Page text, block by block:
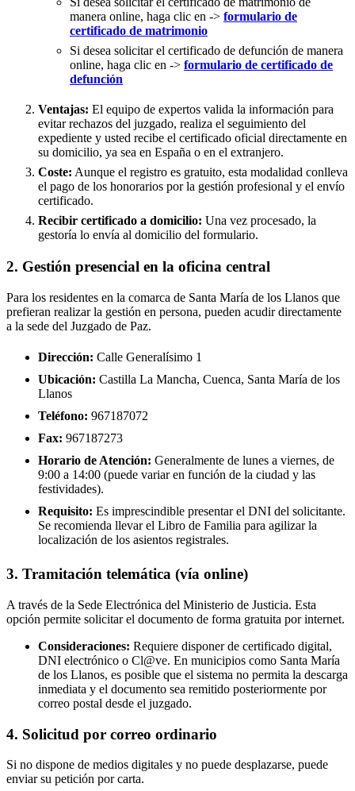
manera online, haga clic en -> formulario de
certificado de matrimonio
Si desea solicitar el certificado de defunción de manera
online, haga clic en -> formulario de certificado de
defunción
Ventajas: El equipo de expertos valida la información para
evitar rechazos del juzgado, realiza el seguimiento del
expediente y usted recibe el certificado oficial directamente en
su domicilio, ya sea en España o en el extranjero.
Coste: Aunque el registro es gratuito, esta modalidad conlleva
el pago de los honorarios por la gestión profesional y el envío
certificado.
Recibir certificado a domicilio: Una vez procesado, la
gestoría lo envía al domicilio del formulario.
2. Gestión presencial en la oficina central
Para los residentes en la comarca de Santa María de los Llanos que
prefieran realizar la gestión en persona, pueden acudir directamente
a la sede del Juzgado de Paz.
Dirección: Calle Generalísimo 1
Ubicación: Castilla La Mancha, Cuenca, Santa María de los
Llanos
Teléfono: 967187072
Fax: 967187273
Horario de Atención: Generalmente de lunes a viernes, de
9:00 a 14:00 (puede variar en función de la ciudad y las
festividades).
Requisito: Es imprescindible presentar el DNI del solicitante.
Se recomienda llevar el Libro de Familia para agilizar la
localización de los asientos registrales.
3. Tramitación telemática (vía online)
A través de la Sede Electrónica del Ministerio de Justicia. Esta
opción permite solicitar el documento de forma gratuita por internet.
Consideraciones: Requiere disponer de certificado digital,
DNI electrónico o Cl@ve. En municipios como Santa María
de los Llanos, es posible que el sistema no permita la descarga
inmediata y el documento sea remitido posteriormente por
correo postal desde el juzgado.
4. Solicitud por correo ordinario
Si no dispone de medios digitales y no puede desplazarse, puede
enviar su petición por carta.